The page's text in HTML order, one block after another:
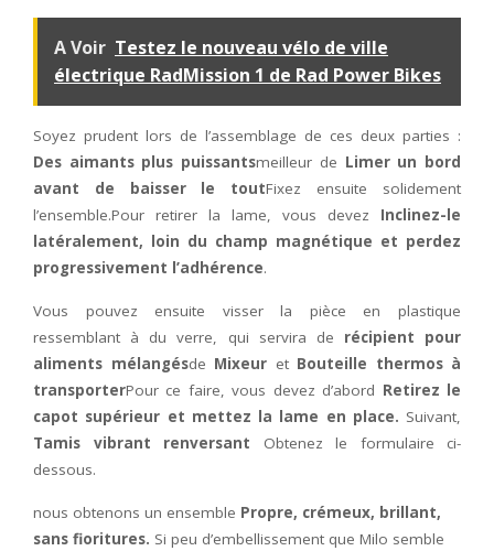
A Voir Testez le nouveau vélo de ville
électrique RadMission 1 de Rad Power Bikes
Soyez prudent lors de l’assemblage de ces deux parties :
Des aimants plus puissantsmeilleur de Limer un bord
avant de baisser le toutFixez ensuite solidement
l’ensemble.Pour retirer la lame, vous devez Inclinez-le
latéralement, loin du champ magnétique et perdez
progressivement l’adhérence.
Vous pouvez ensuite visser la pièce en plastique
ressemblant à du verre, qui servira de récipient pour
aliments mélangésde Mixeur etBouteille thermos à
transporterPour ce faire, vous devez d’abord Retirez le
capot supérieur et mettez la lame en place. Suivant,
Tamis vibrant renversant Obtenez le formulaire ci-
dessous.
nous obtenons un ensemble Propre, crémeux, brillant,
sans fioritures. Si peu d’embellissement que Milo semble